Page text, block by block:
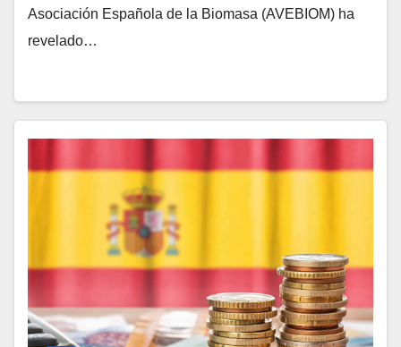
Asociación Española de la Biomasa (AVEBIOM) ha
revelado…